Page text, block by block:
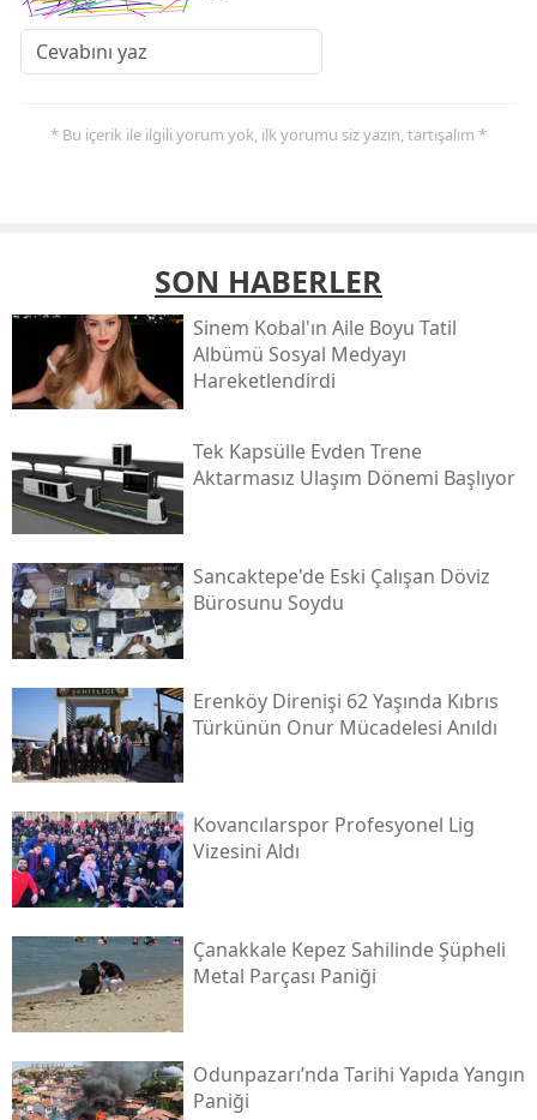
* Bu içerik ile ilgili yorum yok, ilk yorumu siz yazın, tartışalım *
SON HABERLER
Sinem Kobal'ın Aile Boyu Tatil
Albümü Sosyal Medyayı
Hareketlendirdi
Tek Kapsülle Evden Trene
Aktarmasız Ulaşım Dönemi Başlıyor
Sancaktepe'de Eski Çalışan Döviz
Bürosunu Soydu
Erenköy Direnişi 62 Yaşında Kıbrıs
Türkünün Onur Mücadelesi Anıldı
Kovancılarspor Profesyonel Lig
Vizesini Aldı
Çanakkale Kepez Sahilinde Şüpheli
Metal Parçası Paniği
Odunpazarı’nda Tarihi Yapıda Yangın
Paniği